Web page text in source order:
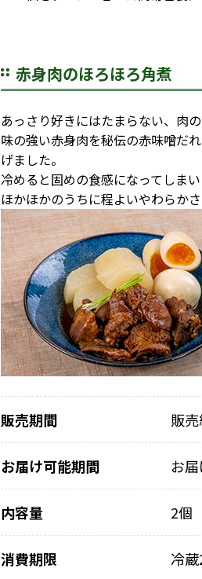
赤身肉のほろほろ角煮
あっさり好きにはたまらない、肉
味の強い赤身肉を秘伝の赤味噌だ
げました。
冷めると固めの食感になってしま
ほかほかのうちに程よいやわらか
販売期間 販
お届け可能期間 お
内容量 2個
消費期限 冷蔵